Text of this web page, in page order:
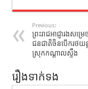
Previous:
ព្រះរាជអាជ្ញារងសម្រ
ជនជាតិចិនបើករថយន្
ស្រុកកណ្តាលស្ទឹង
រឿងទាក់ទង